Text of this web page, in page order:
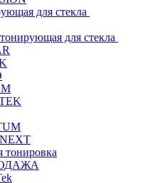
для стекла
для стекла
тонировка